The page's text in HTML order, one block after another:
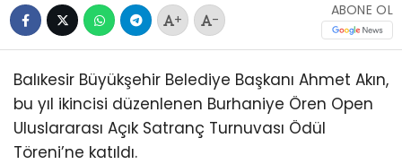
+ -
ABONE OL
Balıkesir Büyükşehir Belediye Başkanı Ahmet Akın,
bu yıl ikincisi düzenlenen Burhaniye Ören Open
Uluslararası Açık Satranç Turnuvası Ödül
Töreni’ne katıldı.